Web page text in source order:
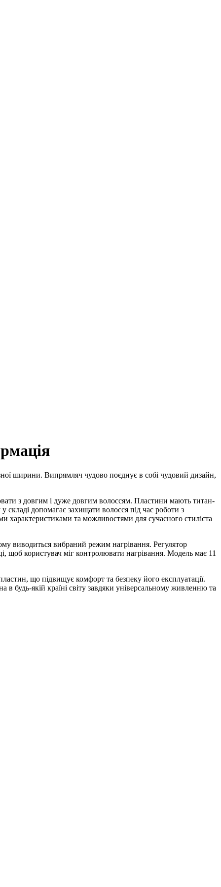
ширини. Випрямляч чудово поєднує в собі чудовий дизайн,
з довгим і дуже довгим волоссям. Пластини мають титан-
складі допомагає захищати волосся під час роботи з
та можливостями для сучасного стиліста
виводиться вибраний режим нагрівання. Регулятор
щоб користувач міг контролювати нагрівання. Модель має 11
що підвищує комфорт та безпеку його експлуатації.
будь-якій країні світу завдяки універсальному живленню та